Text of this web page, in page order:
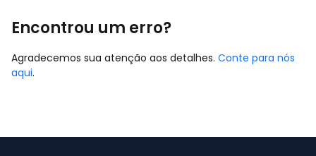
Encontrou um erro?
Agradecemos sua atenção aos detalhes. Conte para nós
aqui.